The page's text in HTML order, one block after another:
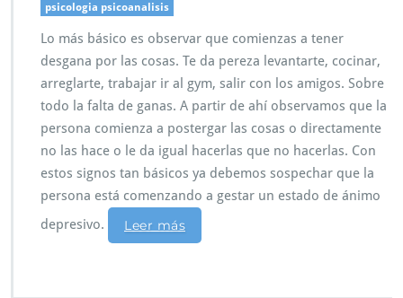
psicologia psicoanalisis
Lo más básico es observar que comienzas a tener
desgana por las cosas. Te da pereza levantarte, cocinar,
arreglarte, trabajar ir al gym, salir con los amigos. Sobre
todo la falta de ganas. A partir de ahí observamos que la
persona comienza a postergar las cosas o directamente
no las hace o le da igual hacerlas que no hacerlas. Con
estos signos tan básicos ya debemos sospechar que la
persona está comenzando a gestar un estado de ánimo
depresivo.
Leer más